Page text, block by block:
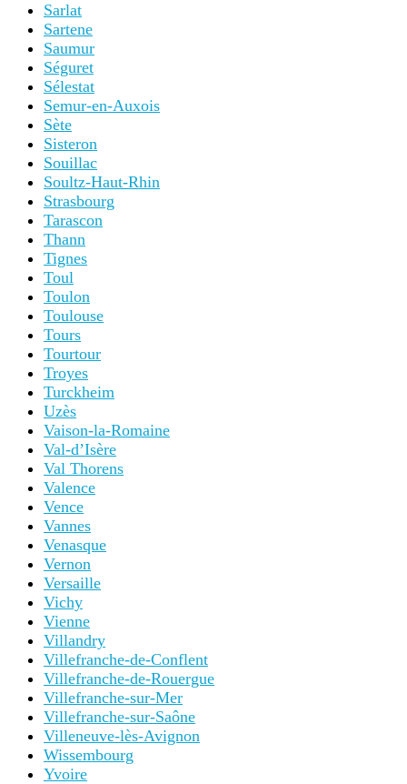
Sarlat
Sartene
Saumur
Séguret
Sélestat
Semur-en-Auxois
Sète
Sisteron
Souillac
Soultz-Haut-Rhin
Strasbourg
Tarascon
Thann
Tignes
Toul
Toulon
Toulouse
Tours
Tourtour
Troyes
Turckheim
Uzès
Vaison-la-Romaine
Val-d’Isère
Val Thorens
Valence
Vence
Vannes
Venasque
Vernon
Versaille
Vichy
Vienne
Villandry
Villefranche-de-Conflent
Villefranche-de-Rouergue
Villefranche-sur-Mer
Villefranche-sur-Saône
Villeneuve-lès-Avignon
Wissembourg
Yvoire